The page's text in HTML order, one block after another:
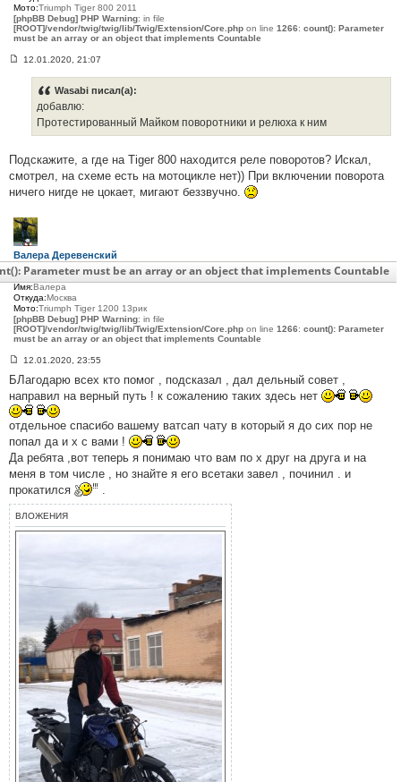
Мото:Triumph Tiger 800 2011
[phpBB Debug] PHP Warning: in file
[ROOT]/vendor/twig/twig/lib/Twig/Extension/Core.php on line 1266: count(): Parameter
must be an array or an object that implements Countable
#
3
8
12.01.2020, 21:07
Wasabi писал(а):
добавлю:
Протестированный Майком поворотники и релюха к ним
Подскажите, а где на Tiger 800 находится реле поворотов? Искал,
смотрел, на схеме есть на мотоцикле нет)) При включении поворота
ничего нигде не цокает, мигают беззвучно.
Валера Деревенский
Сообщения:27
С нами:6 лет 7 месяцев
Имя:Валера
Откуда:Москва
Мото:Triumph Tiger 1200 13рик
[phpBB Debug] PHP Warning: in file
[ROOT]/vendor/twig/twig/lib/Twig/Extension/Core.php on line 1266: count(): Parameter
must be an array or an object that implements Countable
Parameter must be an array or an object that implements Countable
о
б
щ
е
н
и
е
#
3
6
9
12.01.2020, 23:55
БЛагодарю всех кто помог , подсказал , дал дельный совет ,
направил на верный путь ! к сожалению таких здесь нет
отдельное спасибо вашему ватсап чату в который я до сих пор не
попал да и х с вами !
Да ребята ,вот теперь я понимаю что вам по х друг на друга и на
меня в том числе , но знайте я его всетаки завел , починил . и
прокатился
.
ВЛОЖЕНИЯ